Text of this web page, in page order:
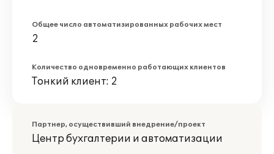
Общее число автоматизированных рабочих мест
2
Количество одновременно работающих клиентов
Тонкий клиент: 2
Партнер, осуществивший внедрение/проект
Центр бухгалтерии и автоматизации